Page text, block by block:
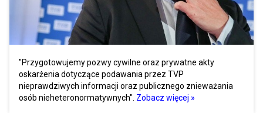
"Przygotowujemy pozwy cywilne oraz prywatne akty
oskarżenia dotyczące podawania przez TVP
nieprawdziwych informacji oraz publicznego znieważania
osób nieheteronormatywnych". Zobacz więcej »